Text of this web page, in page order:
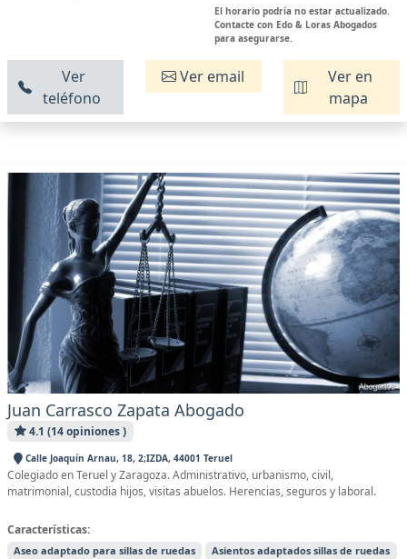
El horario podría no estar actualizado.
Contacte con Edo & Loras Abogados
para asegurarse.
Ver
teléfono
Ver email
Ver en
mapa
Juan Carrasco Zapata Abogado
4.1 (14 opiniones )
Calle Joaquín Arnau, 18, 2;IZDA, 44001 Teruel
Colegiado en Teruel y Zaragoza. Administrativo, urbanismo, civil,
matrimonial, custodia hijos, visitas abuelos. Herencias, seguros y laboral.
Características:
Aseo adaptado para sillas de ruedas
Asientos adaptados sillas de ruedas